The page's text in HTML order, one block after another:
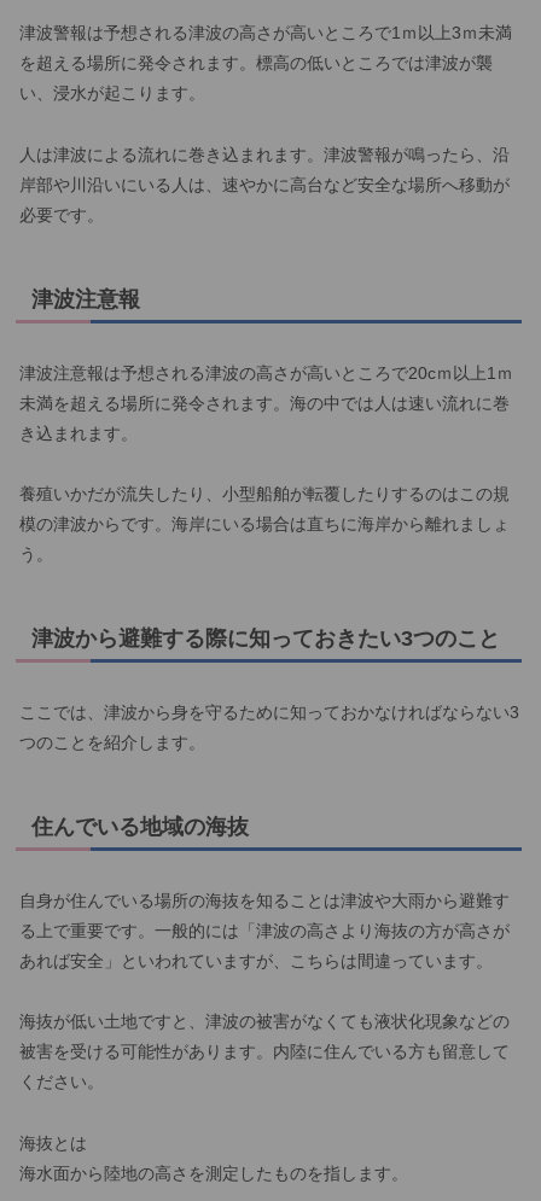
津波警報は予想される津波の高さが高いところで1ｍ以上3ｍ未満
を超える場所に発令されます。標高の低いところでは津波が襲
い、浸水が起こります。
人は津波による流れに巻き込まれます。津波警報が鳴ったら、沿
岸部や川沿いにいる人は、速やかに高台など安全な場所へ移動が
必要です。
津波注意報
津波注意報は予想される津波の高さが高いところで20cｍ以上1ｍ
未満を超える場所に発令されます。海の中では人は速い流れに巻
き込まれます。
養殖いかだが流失したり、小型船舶が転覆したりするのはこの規
模の津波からです。海岸にいる場合は直ちに海岸から離れましょ
う。
津波から避難する際に知っておきたい3つのこと
ここでは、津波から身を守るために知っておかなければならない3
つのことを紹介します。
住んでいる地域の海抜
自身が住んでいる場所の海抜を知ることは津波や大雨から避難す
る上で重要です。一般的には「津波の高さより海抜の方が高さが
あれば安全」といわれていますが、こちらは間違っています。
海抜が低い土地ですと、津波の被害がなくても液状化現象などの
被害を受ける可能性があります。内陸に住んでいる方も留意して
ください。
海抜とは
海水面から陸地の高さを測定したものを指します。